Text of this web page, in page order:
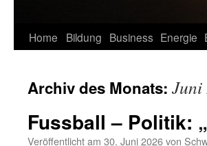
Home Bildung Business Energie
Archiv des Monats: Juni
Fussball – Politik:
Veröffentlicht am 30. Juni 2026von